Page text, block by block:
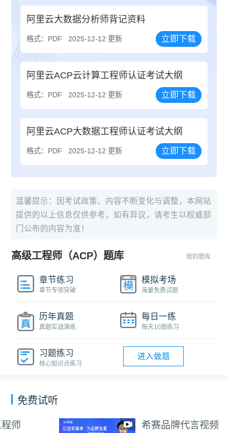
阿里云大数据分析师背记资料
格式：PDF 2025-12-12 更新 立即下载
阿里云ACP云计算工程师认证考试大纲
格式：PDF 2025-12-12 更新 立即下载
阿里云ACP大数据工程师认证考试大纲
格式：PDF 2025-12-12 更新 立即下载
温馨提示：因考试政策、内容不断变化与调整，本网站
提供的以上信息仅供参考，如有异议，请考生以权威部
门公布的内容为准！
高级工程师（ACP）题库 我的题库
章节练习
章节专项突破
模拟考场
海量免费试题
历年真题
真题实战演练
每日一练
每天10题练习
习题练习
核心知识点练习
进入做题
免费试听
希赛品牌代言视频